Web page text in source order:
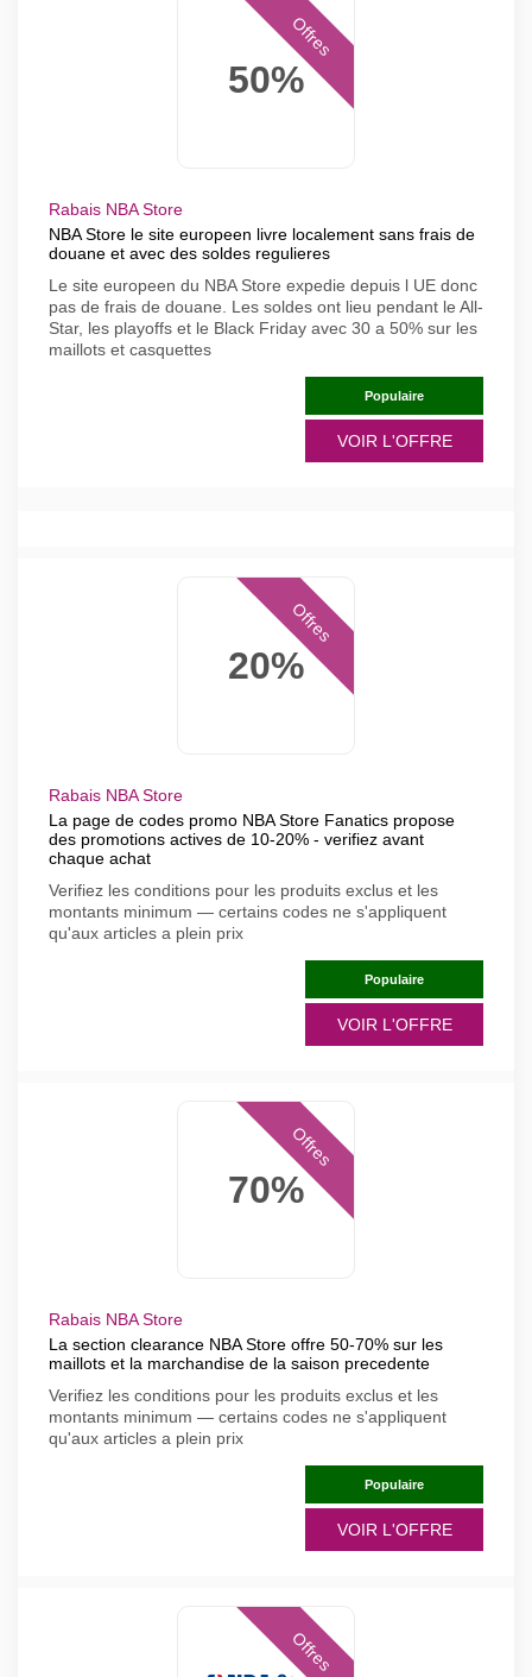
50%
Offres
Rabais NBA Store
NBA Store le site europeen livre localement sans frais de
douane et avec des soldes regulieres
Le site europeen du NBA Store expedie depuis l UE donc
pas de frais de douane. Les soldes ont lieu pendant le All-
Star, les playoffs et le Black Friday avec 30 a 50% sur les
maillots et casquettes
Populaire
VOIR L'OFFRE
20%
Offres
Rabais NBA Store
La page de codes promo NBA Store Fanatics propose
des promotions actives de 10-20% - verifiez avant
chaque achat
Verifiez les conditions pour les produits exclus et les
montants minimum — certains codes ne s'appliquent
qu'aux articles a plein prix
Populaire
VOIR L'OFFRE
70%
Offres
Rabais NBA Store
La section clearance NBA Store offre 50-70% sur les
maillots et la marchandise de la saison precedente
Verifiez les conditions pour les produits exclus et les
montants minimum — certains codes ne s'appliquent
qu'aux articles a plein prix
Populaire
VOIR L'OFFRE
Offres